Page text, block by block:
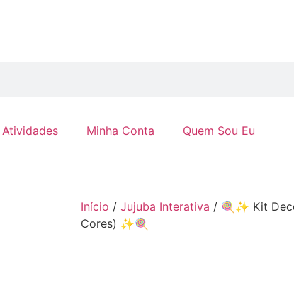
Atividades Minha Conta Quem Sou Eu
Início /Jujuba Interativa / 🍭✨ Kit
Cores) ✨🍭